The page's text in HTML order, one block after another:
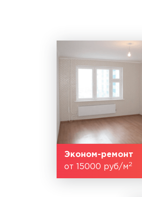
Эконом-ремонт
от 15000 руб/м2